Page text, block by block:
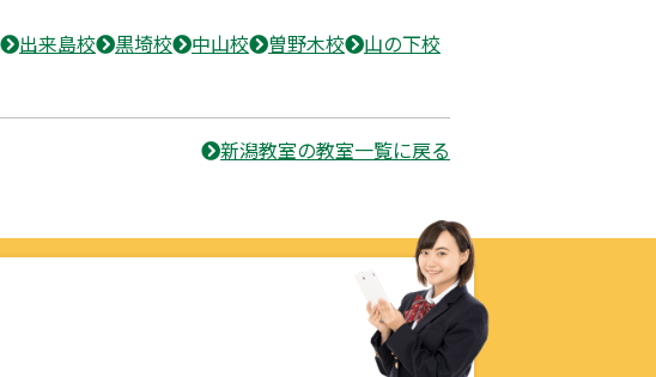
出来島校 黒埼校 中山校 曽野木校
山の下校
新潟教室の教室一覧に戻る